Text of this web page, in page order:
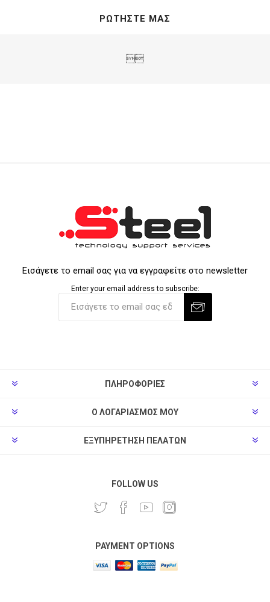
ΡΩΤΉΣΤΕ ΜΑΣ

Εισάγετε το email σας για να εγγραφείτε στο newsletter
Enter your email address to subscribe:
ΠΛΗΡΟΦΟΡΊΕΣ
Ο ΛΟΓΑΡΙΑΣΜΌΣ ΜΟΥ
ΕΞΥΠΗΡΈΤΗΣΗ ΠΕΛΑΤΏΝ
FOLLOW US
PAYMENT OPTIONS